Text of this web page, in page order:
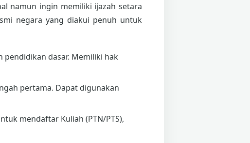
namun ingin memiliki ijazah setara
negara yang diakui penuh untuk
pendidikan dasar. Memiliki hak
pertama. Dapat digunakan
mendaftar Kuliah (PTN/PTS),